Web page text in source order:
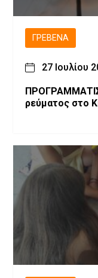
ΓΡΕΒΕΝΆ
27 Ιουλίου
ρεύματος στο